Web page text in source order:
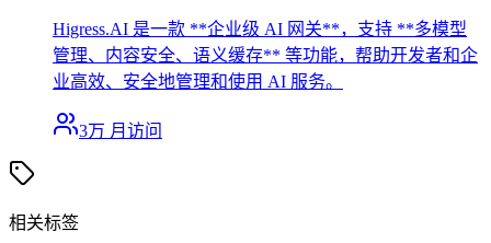
Higress.AI 是一款 **企业级 AI 网关**，支持 **多模型
管理、内容安全、语义缓存** 等功能，帮助开发者和企
业高效、安全地管理和使用 AI 服务。
3万 月访问
相关标签